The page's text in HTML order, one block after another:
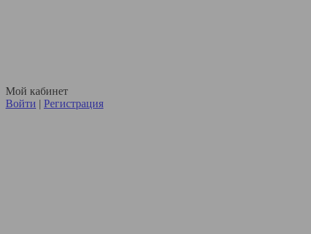
Мой кабинет
Войти | Регистрация